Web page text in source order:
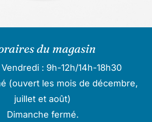
du magasin
: 9h-12h/14h-18h30
(ouvert les mois de décembre,
juillet et août)
Dimanche fermé.